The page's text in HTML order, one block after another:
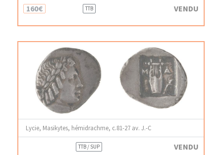
160€ TTB VENDU
Lycie, Masikytes, hémidrachme, c.81-27 av. J.-C
TTB / SUP VENDU